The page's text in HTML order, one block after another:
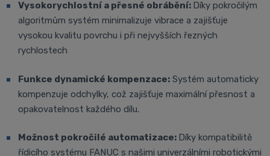
Vysokorychlostní a přesné obrábění: Díky pokročilým
algoritmům systém minimalizuje vibrace a zajišťuje
vysokou kvalitu povrchu i při nejvyšších řezných
rychlostech
Funkce dynamické kompenzace: Systém automaticky
kompenzuje odchylky, což zajišťuje maximální přesnost a
opakovatelnost každého dílu.
Možnost pokročilé automatizace: Díky kompatibilitě
řídicího systému FANUC s našimi univerzálními robotickými